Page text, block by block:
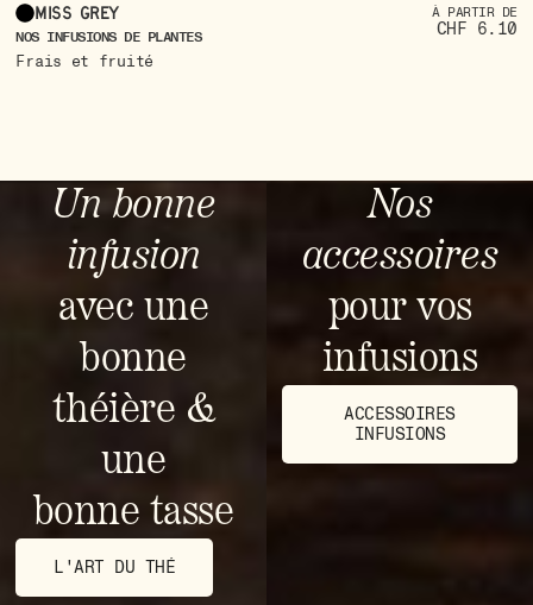
Miss Grey
NOS INFUSIONS DE PLANTES
Frais et fruité
À PARTIR DE
CHF 6.10
Un bonne
infusion
avec une
bonne
théière &
une
bonne tasse
L'ART DU THÉ
Nos
accessoires
pour vos
infusions
ACCESSOIRES
INFUSIONS